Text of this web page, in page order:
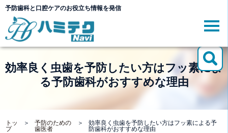
予防歯科と口腔ケアのお役立ち情報を発信
効率良く虫歯を予防したい方はフッ素によ
る予防歯科がおすすめな理由
トッ
プ
＞
予防のための
歯医者
＞
効率良く虫歯を予防したい方はフッ素による予
防歯科がおすすめな理由